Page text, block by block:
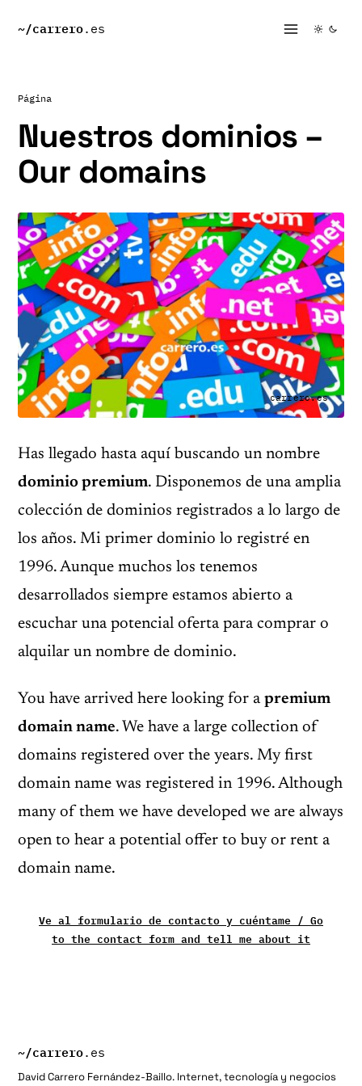
~/carrero.es
Página
Nuestros dominios –
Our domains
carrero.es
Has llegado hasta aquí buscando un nombre
dominio premium. Disponemos de una amplia
colección de dominios registrados a lo largo de
los años. Mi primer dominio lo registré en
1996. Aunque muchos los tenemos
desarrollados siempre estamos abierto a
escuchar una potencial oferta para comprar o
alquilar un nombre de dominio.
You have arrived here looking for a premium
domain name. We have a large collection of
domains registered over the years. My first
domain name was registered in 1996. Although
many of them we have developed we are always
open to hear a potential offer to buy or rent a
domain name.
Ve al formulario de contacto y cuéntame / Go
to the contact form and tell me about it
~/carrero.es
David Carrero Fernández-Baillo. Internet, tecnología y negocios